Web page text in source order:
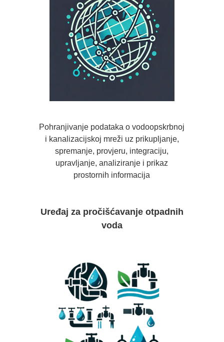
Pohranjivanje podataka o vodoopskrbnoj
i kanalizacijskoj mreži uz prikupljanje,
spremanje, provjeru, integraciju,
upravljanje, analiziranje i prikaz
prostornih informacija
Uređaj za pročišćavanje otpadnih
voda